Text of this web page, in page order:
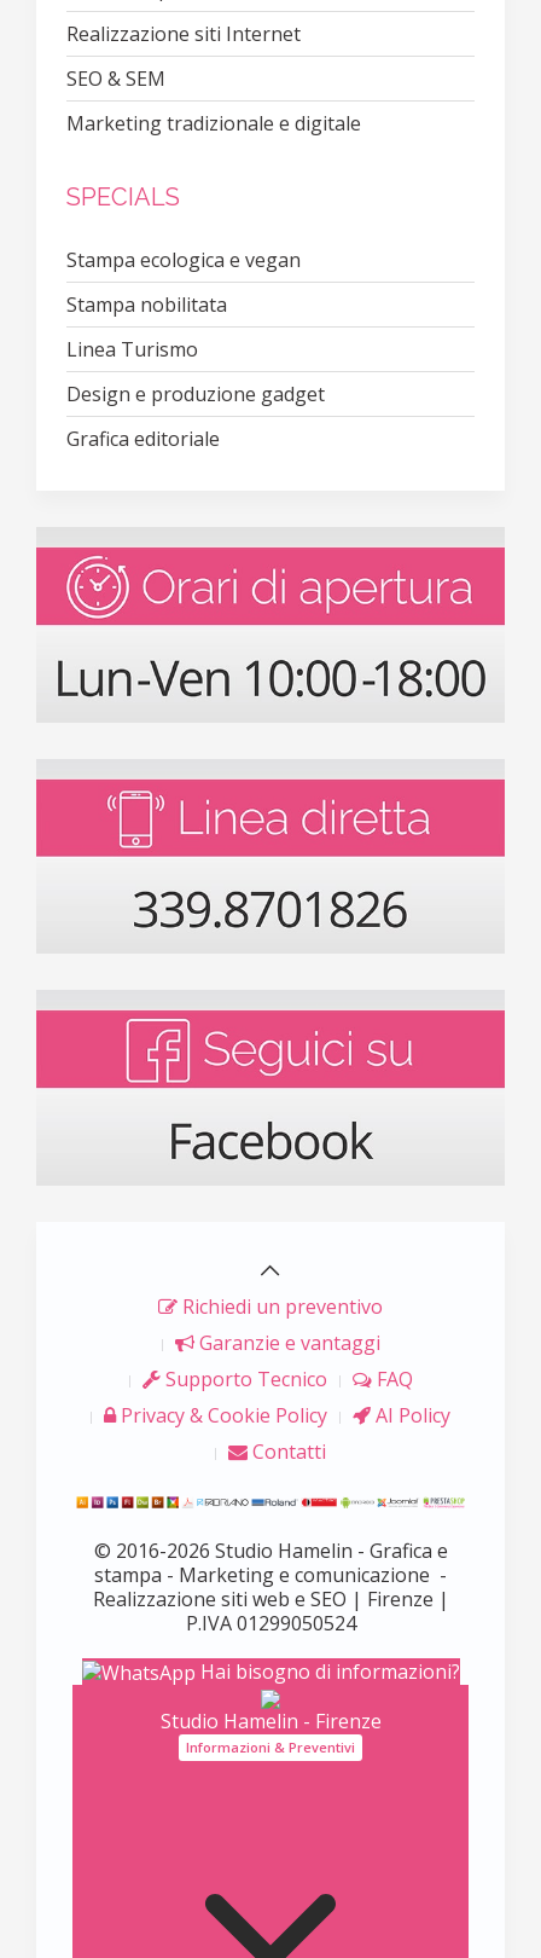
Realizzazione siti Internet
SEO & SEM
Marketing tradizionale e digitale
SPECIALS
Stampa ecologica e vegan
Stampa nobilitata
Linea Turismo
Design e produzione gadget
Grafica editoriale
Richiedi un preventivo
Garanzie e vantaggi
Supporto Tecnico
FAQ
Privacy & Cookie Policy
AI Policy
Contatti
© 2016-2026 Studio Hamelin - Grafica e
stampa - Marketing e comunicazione -
Realizzazione siti web e SEO | Firenze |
P.IVA 01299050524
Hai bisogno di informazioni?
Studio Hamelin - Firenze
Informazioni & Preventivi